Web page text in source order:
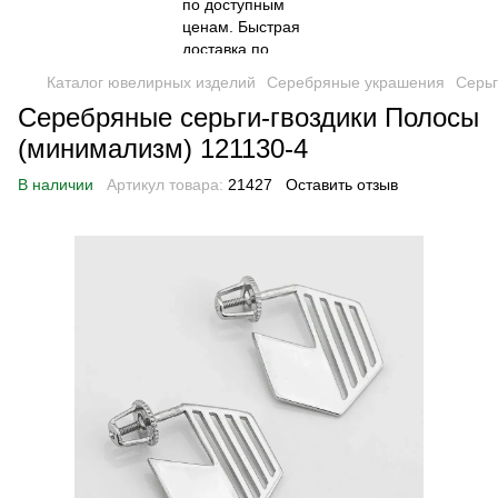
Каталог ювелирных изделий Серебряные украшения
Серебряные серьги-гвоздики Полосы
(минимализм) 121130-4
В наличии Артикул товара: 21427 Оставить отзыв